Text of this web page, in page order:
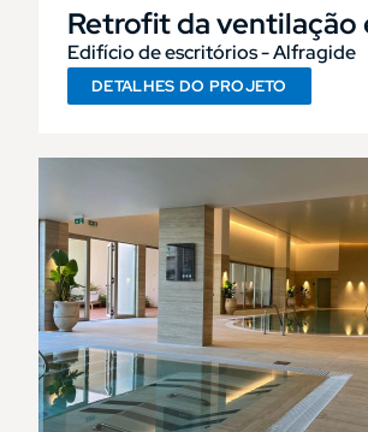
Retrofit da ventilação
DETALHES DO PROJETO
Edifício de escritórios - Alfragide